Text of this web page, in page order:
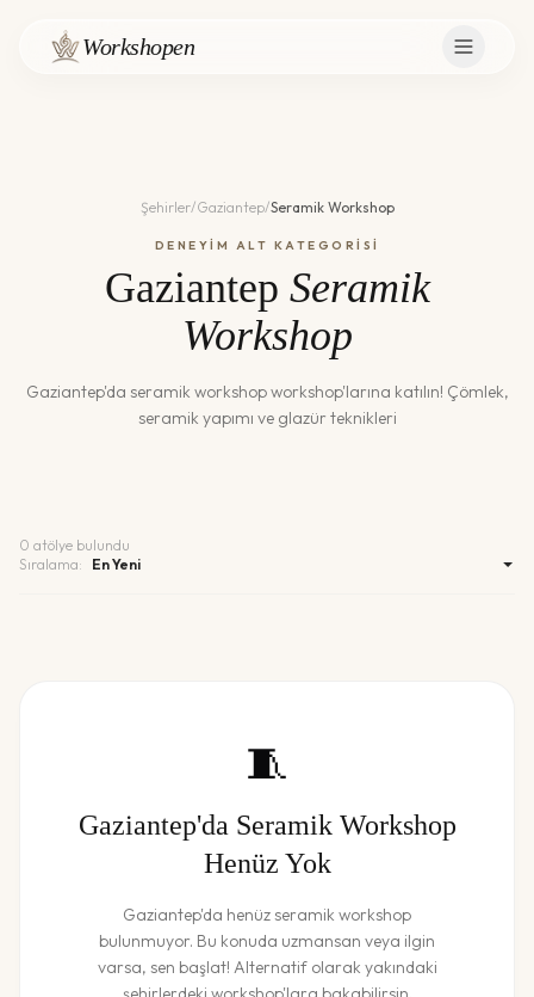
Workshopen
Şehirler/Gaziantep/Seramik Workshop
DENEYİM ALT KATEGORİSİ
Gaziantep Seramik
Workshop
Gaziantep'da seramik workshopworkshop'larına katılın! Çömlek,
seramik yapımı ve glazür teknikleri
0 atölye bulundu
Sıralama:
🧵
Gaziantep'da Seramik Workshop
Henüz Yok
Gaziantep'da henüzseramik workshop
bulunmuyor. Bu konuda uzmansan veya ilgin
varsa, sen başlat! Alternatif olarak yakındaki